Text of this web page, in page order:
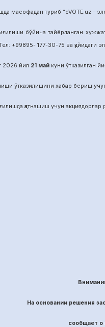
масофадан туриб “eVOTE.uz –
бўйича тайёрланган
+99895- 177-30-75 ва қуйидаги
2026 йил 21 майкуни ўтказилган
ўтказилишини хабар бериш
қатнашиш учун акциядорлар
На основании решения
сообщает о